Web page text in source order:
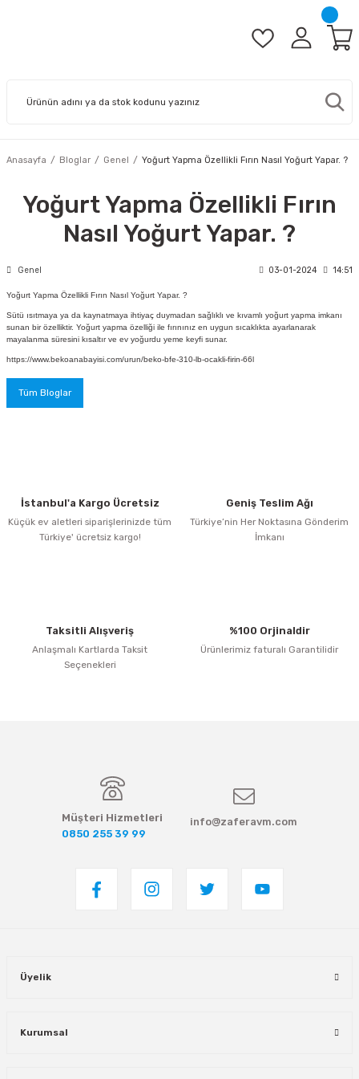
Anasayfa Bloglar Genel Yoğurt Yapma Özellikli Fırın Nasıl Yoğurt Yapar. ?
Yoğurt Yapma Özellikli Fırın
Nasıl Yoğurt Yapar. ?
Genel 03-01-2024 14:51
Yoğurt Yapma Özellikli Fırın Nasıl Yoğurt Yapar. ?
Sütü ısıtmaya ya da kaynatmaya ihtiyaç duymadan sağlıklı ve kıvamlı yoğurt yapma imkanı
sunan bir özelliktir. Yoğurt yapma özelliği ile fırınınız en uygun sıcaklıkta ayarlanarak
mayalanma süresini kısaltır ve ev yoğurdu yeme keyfi sunar.
https://www.bekoanabayisi.com/urun/beko-bfe-310-lb-ocakli-firin-66l
Tüm Bloglar
İstanbul'a Kargo Ücretsiz
Küçük ev aletleri siparişlerinizde tüm
Türkiye' ücretsiz kargo!
Geniş Teslim Ağı
Türkiye’nin Her Noktasına Gönderim
İmkanı
Taksitli Alışveriş
Anlaşmalı Kartlarda Taksit
Seçenekleri
%100 Orjinaldir
Ürünlerimiz faturalı Garantilidir
Müşteri Hizmetleri
0850 255 39 99
info@zaferavm.com
Üyelik
Kurumsal